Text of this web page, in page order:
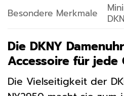
Besondere Merkmale
Die DKNY
Accessoire für jede
Die Vielseitigkeit der